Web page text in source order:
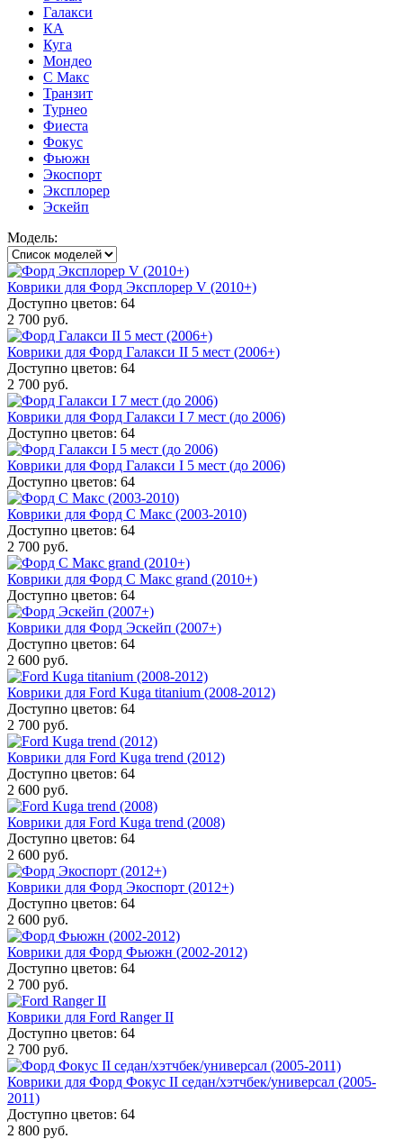
Галакси
КА
Куга
Мондео
С Макс
Транзит
Турнео
Фиеста
Фокус
Фьюжн
Экоспорт
Эксплорер
Эскейп
Модель:
Коврики для Форд Эксплорер V (2010+)
Доступно цветов: 64
2 700 руб.
Коврики для Форд Галакси II 5 мест (2006+)
Доступно цветов: 64
2 700 руб.
Коврики для Форд Галакси I 7 мест (до 2006)
Доступно цветов: 64
Коврики для Форд Галакси I 5 мест (до 2006)
Доступно цветов: 64
Коврики для Форд С Макс (2003-2010)
Доступно цветов: 64
2 700 руб.
Коврики для Форд С Макс grand (2010+)
Доступно цветов: 64
Коврики для Форд Эскейп (2007+)
Доступно цветов: 64
2 600 руб.
Коврики для Ford Kuga titanium (2008-2012)
Доступно цветов: 64
2 700 руб.
Коврики для Ford Kuga trend (2012)
Доступно цветов: 64
2 600 руб.
Коврики для Ford Kuga trend (2008)
Доступно цветов: 64
2 600 руб.
Коврики для Форд Экоспорт (2012+)
Доступно цветов: 64
2 600 руб.
Коврики для Форд Фьюжн (2002-2012)
Доступно цветов: 64
2 700 руб.
Коврики для Ford Ranger II
Доступно цветов: 64
2 700 руб.
Коврики для Форд Фокус II седан/хэтчбек/универсал (2005-
2011)
Доступно цветов: 64
2 800 руб.